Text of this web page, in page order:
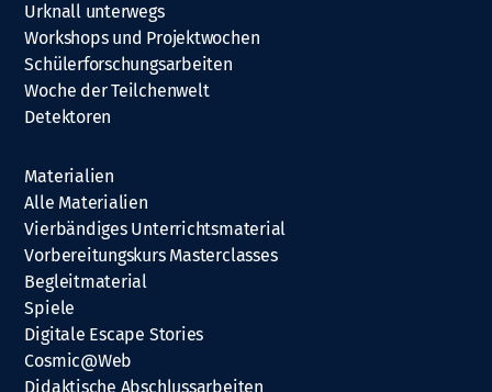
Urknall unterwegs
Workshops und Projektwochen
Schülerforschungsarbeiten
Woche der Teilchenwelt
Detektoren
Materialien
Alle Materialien
Vierbändiges Unterrichtsmaterial
Vorbereitungskurs Masterclasses
Begleitmaterial
Spiele
Digitale Escape Stories
Cosmic@Web
Didaktische Abschlussarbeiten